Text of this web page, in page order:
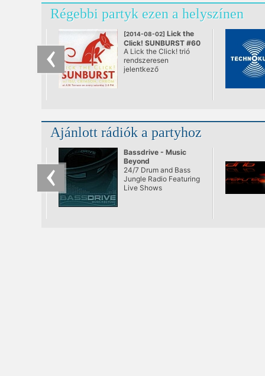
Régebbi partyk ezen a helyszínen
[2014-08-02] Lick the
Click! SUNBURST #60
@ A38, Budapest
A Lick the Click! trió
rendszeresen
jelentkező
se nem before. Ebéd
utáni lazulás a Dunán.
Bólogatós,
kézfelrakós,
mosolygós zenék,
remek italok egészen
naplementéig.
Ajánlott rádiók a partyhoz
Bassdrive - Music
Beyond
24/7 Drum and Bass
Jungle Radio Featuring
Live Shows